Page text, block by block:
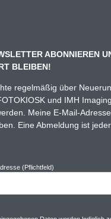
ABONNIEREN
BLEIBEN!
regelmäßig über
und IMH
Meine E-Mail-
Eine Abmeldung ist
(Pflichtfeld)